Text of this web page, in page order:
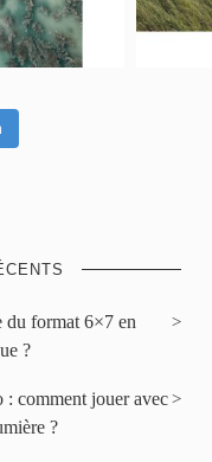
du format 6×7 en
?
: comment jouer avec
?